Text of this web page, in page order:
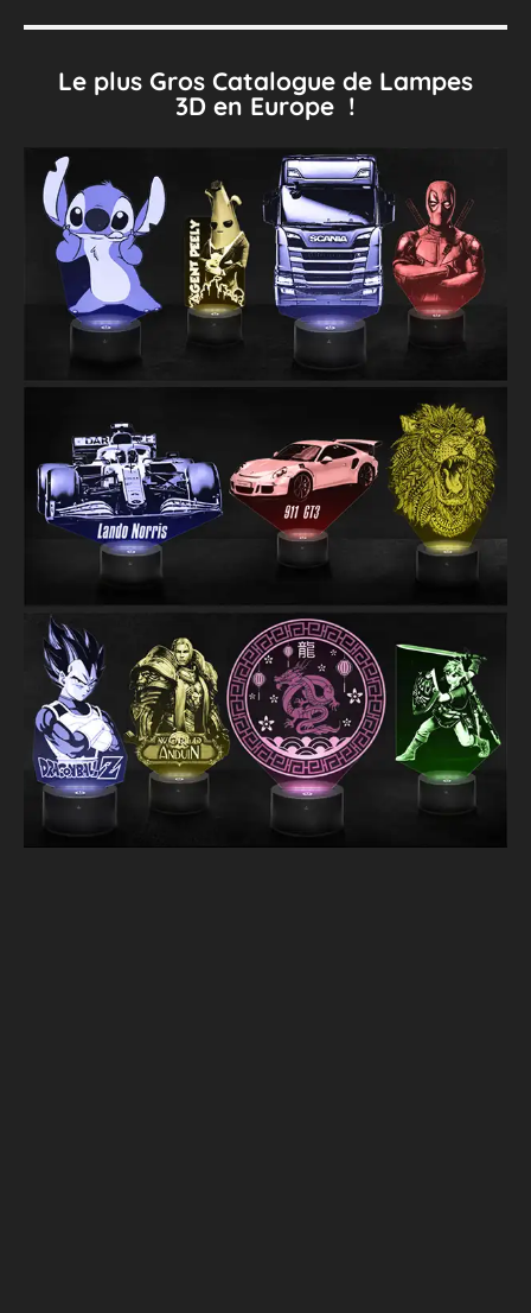
Le plus Gros Catalogue de Lampes
3D en Europe !